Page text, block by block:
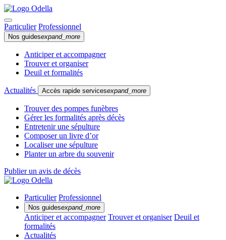
Particulier Professionnel
Nos guidesexpand_more
Anticiper et accompagner
Trouver et organiser
Deuil et formalités
Actualités Accès rapide servicesexpand_more
Trouver des pompes funèbres
Gérer les formalités après décès
Entretenir une sépulture
Composer un livre d’or
Localiser une sépulture
Planter un arbre du souvenir
Publier un avis de décès
Particulier Professionnel
Nos guidesexpand_more
Anticiper et accompagner Trouver et organiser Deuil et
formalités
Actualités